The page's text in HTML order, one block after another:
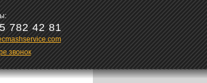
782 42 81
звонок